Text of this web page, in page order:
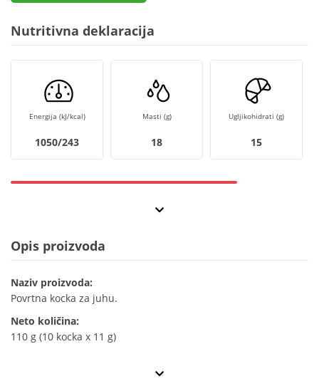
Nutritivna deklaracija
Energija (kJ/kcal)
1050/243
Masti (g)
18
Ugljikohidrati (g)
15
Opis proizvoda
Naziv proizvoda:
Povrtna kocka za juhu.
Neto količina:
110 g (10 kocka x 11 g)